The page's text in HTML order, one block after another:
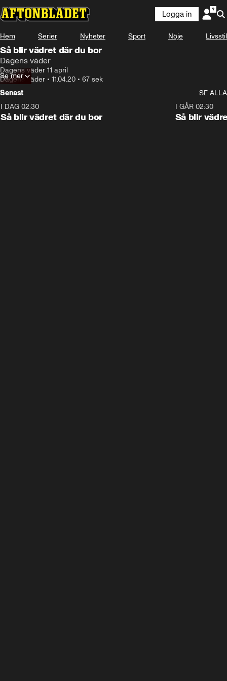
Logga in
Hem Serier Nyheter Sport Nöje Livsstil
Så blir vädret där du bor
Dagens väder
Dagens väder 11 april
Dagens väder • 11.04.20 • 67 sek
Se mer
Senast
SE ALLA
I DAG 02:30
Så blir vädret där du bor
I GÅR 02:30
Så blir